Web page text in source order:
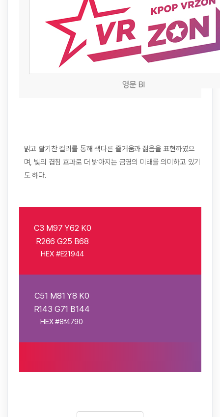
밝고 활기찬 컬러를 통해 색다른 즐거움과 젊음을 표현하였으
며, 빛의 겹침 효과로 더 밝아지는 금영의 미래를 의미하고 있기
도 하다.
C3 M97 Y62 K0
R266 G25 B68
HEX #E21944
C51 M81 Y8 K0
R143 G71 B144
HEX #8f4790